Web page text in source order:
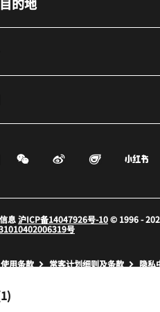
微信扫一扫
打开新窗口打开新窗口
打开
息沪ICP备14047926号-10© 1996 -
号
打开新窗口
使用条款 打开新窗口
常客计划细则及条款 打
隐私
03A3-5CB8-8BFF-D380CEB67EC6,NA